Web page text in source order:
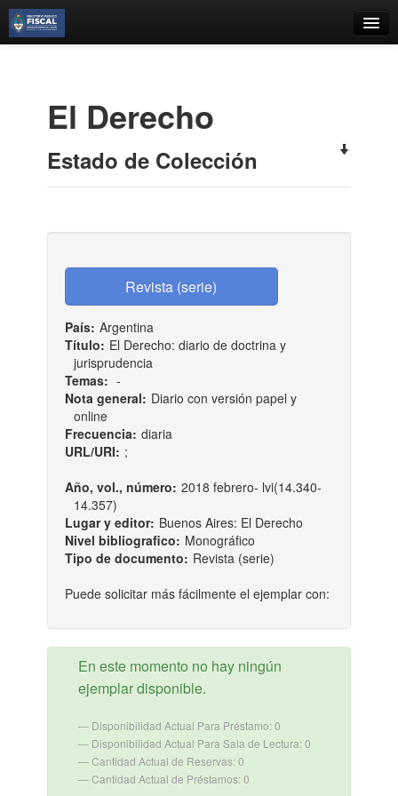
Estantes Virtuales
El Derecho
Estado de Colección
País: Argentina
Título: El Derecho: diario de doctrina y
jurisprudencia
Temas: -
Nota general: Diario con versión papel y
online
Frecuencia: diaria
URL/URI: ;
Año, vol., número: 2018 febrero- lvi(14.340-
14.357)
Lugar y editor: Buenos Aires: El Derecho
Nivel bibliografico: Monográfico
Tipo de documento: Revista (serie)
Puede solicitar más fácilmente el ejemplar con:
En este momento no hay ningún
ejemplar disponible.
Disponibilidad Actual Para Préstamo: 0
Disponibilidad Actual Para Sala de Lectura: 0
Cantidad Actual de Reservas: 0
Cantidad Actual de Préstamos: 0